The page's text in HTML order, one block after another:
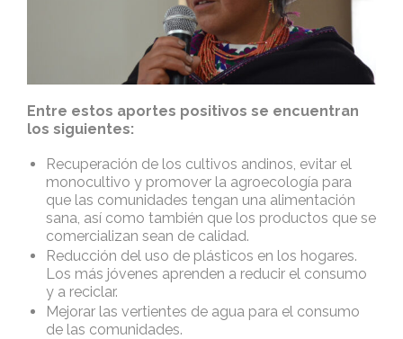
Entre estos aportes positivos se encuentran
los siguientes:
Recuperación de los cultivos andinos, evitar el
monocultivo y promover la agroecología para
que las comunidades tengan una alimentación
sana, así como también que los productos que se
comercializan sean de calidad.
Reducción del uso de plásticos en los hogares.
Los más jóvenes aprenden a reducir el consumo
y a reciclar.
Mejorar las vertientes de agua para el consumo
de las comunidades.